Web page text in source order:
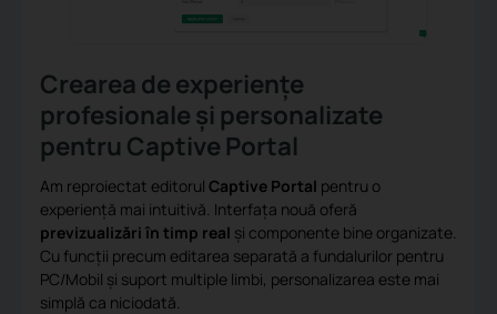
Crearea de experiențe
profesionale și personalizate
pentru Captive Portal
Am reproiectat editorul Captive Portal pentru o
experiență mai intuitivă. Interfața nouă oferă
previzualizări în timp real și componente bine organizate.
Cu funcții precum editarea separată a fundalurilor pentru
PC/Mobil și suport multiple limbi, personalizarea este mai
simplă ca niciodată.